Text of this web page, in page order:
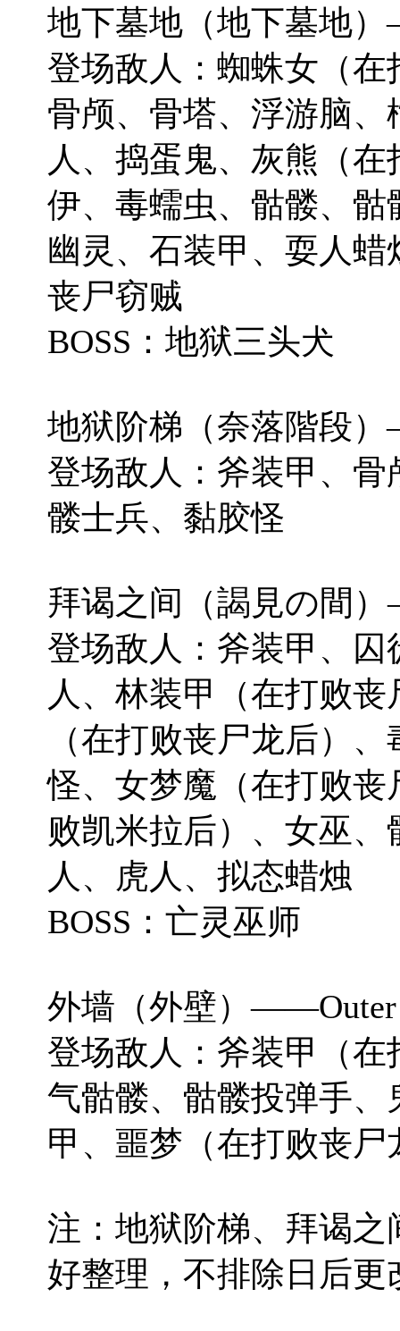
地下墓地（地下墓地
登场敌人：蜘蛛女（
骨颅、骨塔、浮游脑
人、捣蛋鬼、灰熊（
伊、毒蠕虫、骷髅、
幽灵、石装甲、耍人
丧尸窃贼
BOSS：地狱三头犬
地狱阶梯（奈落階段
登场敌人：斧装甲、
髅士兵、黏胶怪
拜谒之间（謁見の間
登场敌人：斧装甲、
人、林装甲（在打败
（在打败丧尸龙后）
怪、女梦魔（在打败
败凯米拉后）、女巫
人、虎人、拟态蜡烛
BOSS：亡灵巫师
外墙（外壁）——Outer
登场敌人：斧装甲（
气骷髅、骷髅投弹手
甲、噩梦（在打败丧
注：地狱阶梯、拜谒
好整理，不排除日后